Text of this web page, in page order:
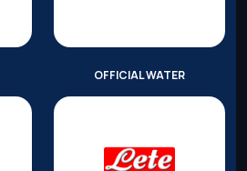
OFFICIAL WATER